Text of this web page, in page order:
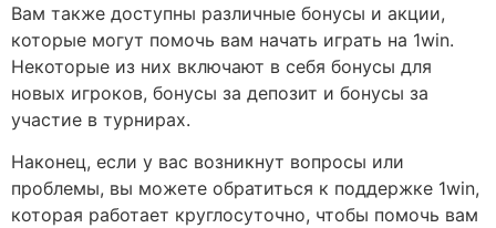
Вам также доступны различные бонусы и акции,
которые могут помочь вам начать играть на 1win.
Некоторые из них включают в себя бонусы для
новых игроков, бонусы за депозит и бонусы за
участие в турнирах.
Наконец, если у вас возникнут вопросы или
проблемы, вы можете обратиться к поддержке 1win,
которая работает круглосуточно, чтобы помочь вам